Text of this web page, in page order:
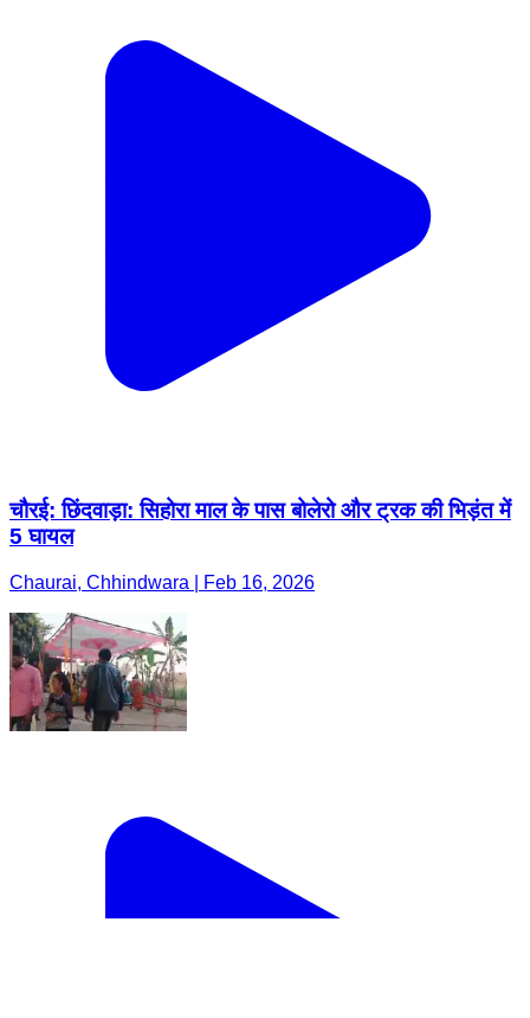
चौरई: छिंदवाड़ा: सिहोरा माल के पास बोलेरो और ट्रक की भिड़ंत में
5 घायल
Chaurai, Chhindwara | Feb 16, 2026